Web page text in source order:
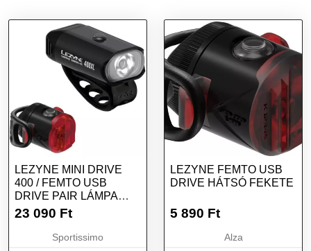
LEZYNE MINI DRIVE
400 / FEMTO USB
DRIVE PAIR LÁMPA
SZETT, FEKETE,
23 090 Ft
Sportissimo
LEZYNE FEMTO USB
DRIVE HÁTSÓ FEKETE
5 890 Ft
Alza